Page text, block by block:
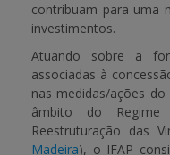
Entrar / Registar
contribuam para uma
investimentos.
Atuando sobre a
associadas à
nas medidas/ações do
âmbito do
Reestruturação das
Madeira), o IFAP